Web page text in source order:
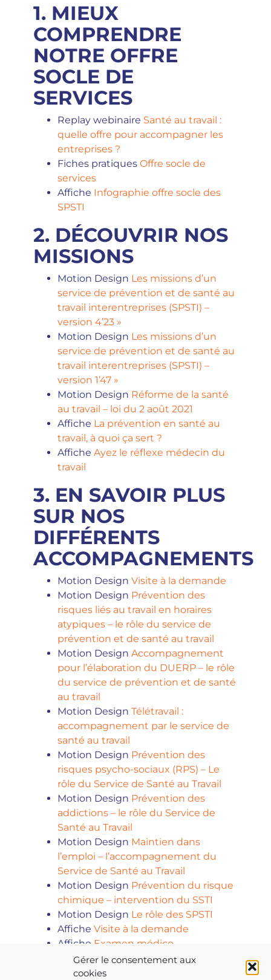
Gérer le consentement aux
cookies
1. MIEUX
COMPRENDRE
NOTRE OFFRE
SOCLE DE
SERVICES
Replay webinaire Santé au travail :
quelle offre pour accompagner les
entreprises ?
Fiches pratiques Offre socle de
services
Affiche Infographie offre socle des
SPSTI
2. DÉCOUVRIR NOS
MISSIONS
Motion Design Les missions d’un
service de prévention et de santé au
travail interentreprises (SPSTI) –
version 4’23 »
Motion Design Les missions d’un
service de prévention et de santé au
travail interentreprises (SPSTI) –
version 1’47 »
Motion Design Réforme de la santé
au travail – loi du 2 août 2021
Affiche La prévention en santé au
travail, à quoi ça sert ?
Affiche Ayez le réflexe médecin du
travail
3. EN SAVOIR PLUS
SUR NOS
DIFFÉRENTS
ACCOMPAGNEMENTS
Motion Design Visite à la demande
Motion Design Prévention des
risques liés au travail en horaires
atypiques – le rôle du service de
prévention et de santé au travail
Motion Design Accompagnement
pour l’élaboration du DUERP – le rôle
du service de prévention et de santé
au travail
Motion Design Télétravail :
accompagnement par le service de
santé au travail
Motion Design Prévention des
risques psycho-sociaux (RPS) – Le
rôle du Service de Santé au Travail
Motion Design Prévention des
addictions – le rôle du Service de
Santé au Travail
Motion Design Maintien dans
l’emploi – l’accompagnement du
Service de Santé au Travail
Motion Design Prévention du risque
chimique – intervention du SSTI
Motion Design Le rôle des SPSTI
Affiche Visite à la demande
Affiche Examen médico-
professionnel